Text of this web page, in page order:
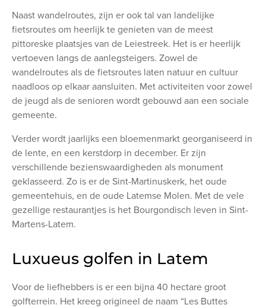
Naast wandelroutes, zijn er ook tal van landelijke
fietsroutes om heerlijk te genieten van de meest
pittoreske plaatsjes van de Leiestreek. Het is er heerlijk
vertoeven langs de aanlegsteigers. Zowel de
wandelroutes als de fietsroutes laten natuur en cultuur
naadloos op elkaar aansluiten. Met activiteiten voor zowel
de jeugd als de senioren wordt gebouwd aan een sociale
gemeente.
Verder wordt jaarlijks een bloemenmarkt georganiseerd in
de lente, en een kerstdorp in december. Er zijn
verschillende bezienswaardigheden als monument
geklasseerd. Zo is er de Sint-Martinuskerk, het oude
gemeentehuis, en de oude Latemse Molen. Met de vele
gezellige restaurantjes is het Bourgondisch leven in Sint-
Martens-Latem.
Luxueus golfen in Latem
Voor de liefhebbers is er een bijna 40 hectare groot
golfterrein. Het kreeg origineel de naam “Les Buttes